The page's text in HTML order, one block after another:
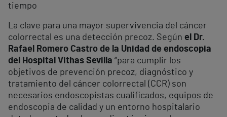
tiempo
La clave para una mayor supervivencia del cáncer
colorrectal es una detección precoz. Según el Dr.
Rafael Romero Castro de la Unidad de endoscopia
del Hospital Vithas Sevilla “para cumplir los
objetivos de prevención precoz, diagnóstico y
tratamiento del cáncer colorrectal (CCR) son
necesarios endoscopistas cualificados, equipos de
endoscopia de calidad y un entorno hospitalario